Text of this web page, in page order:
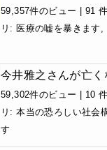
59,357件のビュー 91
リ: 医療の嘘を暴きます ,
今井雅之さんが亡
59,302件のビュー | 10
リ:本当の恐ろしい社会
す